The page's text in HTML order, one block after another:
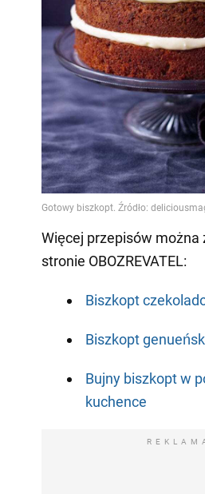
Więcej przepisów można
stronie OBOZREVATEL:
Biszkopt
Biszkopt
Bujny biszkopt w
kuchence